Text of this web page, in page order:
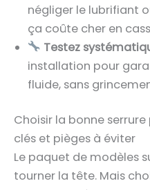
négliger le lubrifiant
ça coûte cher en
Testez
installation pour
fluide, sans
Choisir la bonne
clés et pièges à éviter
Le paquet de modèles
tourner la tête. Mais